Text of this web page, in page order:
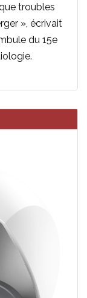
troubles
», écrivait
du 15e